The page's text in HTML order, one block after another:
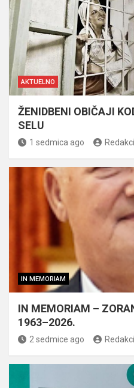
AKTUELNO
ŽENIDBENI OBIČAJI
SELU
1 sedmica ago
IN MEMORIAM
IN MEMORIAM –
1963–2026.
2 sedmice ago